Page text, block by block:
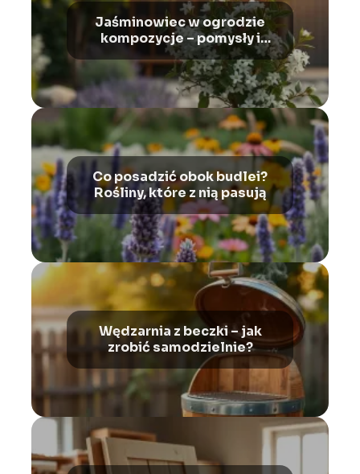
Jaśminowiec w ogrodzie
kompozycje – pomysły i
aranżacje
Co posadzić obok budlei?
Rośliny, które z nią pasują
Wędzarnia z beczki – jak
zrobić samodzielnie?